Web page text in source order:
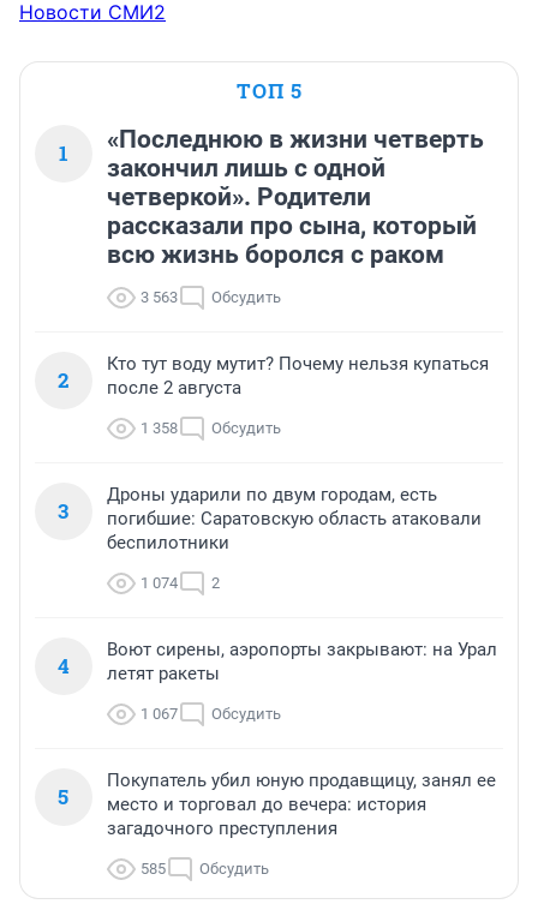
Новости СМИ2
ТОП 5
1
«Последнюю в жизни четверть
закончил лишь с одной
четверкой». Родители
рассказали про сына, который
всю жизнь боролся с раком
3 563 Обсудить
2
Кто тут воду мутит? Почему нельзя купаться
после 2 августа
1 358 Обсудить
3
Дроны ударили по двум городам, есть
погибшие: Саратовскую область атаковали
беспилотники
1 074 2
4
Воют сирены, аэропорты закрывают: на Урал
летят ракеты
1 067 Обсудить
5
Покупатель убил юную продавщицу, занял ее
место и торговал до вечера: история
загадочного преступления
585 Обсудить